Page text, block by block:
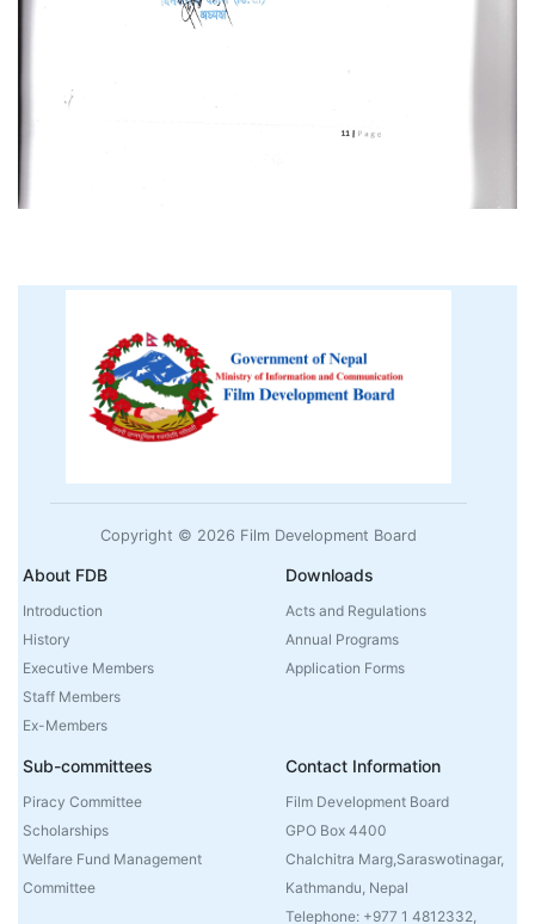
Copyright © 2026 Film Development Board
About FDB
Introduction
History
Executive Members
Staff Members
Ex-Members
Downloads
Acts and Regulations
Annual Programs
Application Forms
Sub-committees
Piracy Committee
Scholarships
Welfare Fund Management
Committee
Contact Information
Film Development Board
GPO Box 4400
Chalchitra Marg,Saraswotinagar,
Kathmandu, Nepal
Telephone: +977 1 4812332,